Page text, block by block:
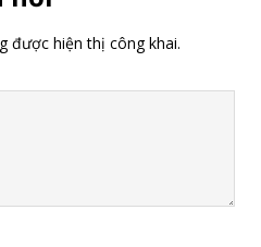
được hiện thị công khai.